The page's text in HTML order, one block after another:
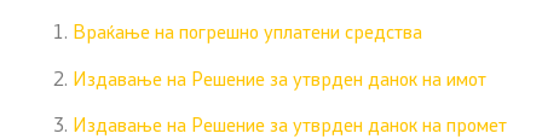
Враќање на погрешно уплатени средства
Издавање на Решение за утврден данок на имот
Издавање на Решение за утврден данок на промет